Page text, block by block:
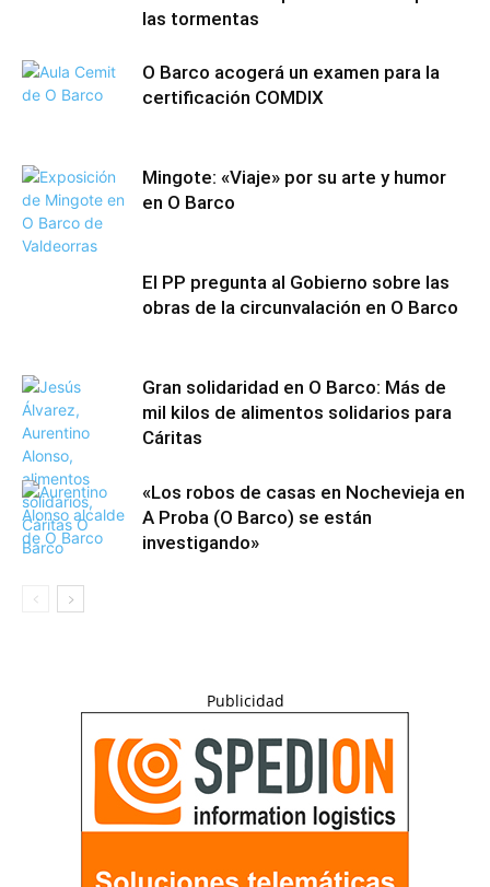
las tormentas
O Barco acogerá un examen para la
certificación COMDIX
Mingote: «Viaje» por su arte y humor
en O Barco
El PP pregunta al Gobierno sobre las
obras de la circunvalación en O Barco
Gran solidaridad en O Barco: Más de
mil kilos de alimentos solidarios para
Cáritas
«Los robos de casas en Nochevieja en
A Proba (O Barco) se están
investigando»
Publicidad